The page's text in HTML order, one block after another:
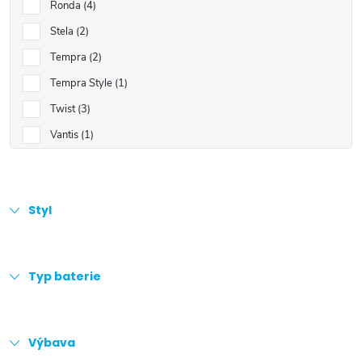
Ronda 4
Stela 2
Tempra 2
Tempra Style 1
Twist 3
Vantis 1
Styl
Typ baterie
Výbava